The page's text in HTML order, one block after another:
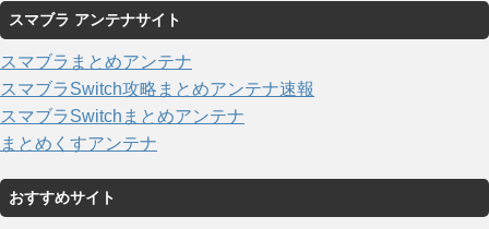
スマブラ アンテナサイト
スマブラまとめアンテナ
スマブラSwitch攻略まとめアンテナ速報
スマブラSwitchまとめアンテナ
まとめくすアンテナ
おすすめサイト